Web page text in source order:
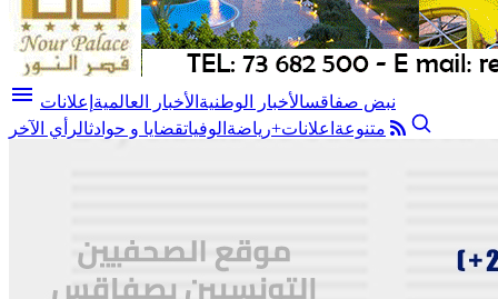
menu نبض صفاقسالأخبار الوطنية الأخبار العالمية إعلانات
متنوعة اعلانات+رياضة الوفياتقضايا و حوادثالرأي الآخر